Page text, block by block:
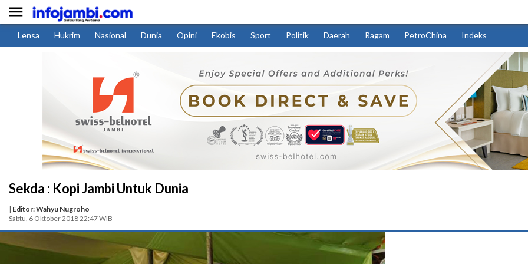

Lensa Hukrim Nasional Dunia Opini Ekobis Sport Politik Daerah Ragam PetroChina Indeks
Sekda : Kopi Jambi Untuk Dunia
| Editor: Wahyu Nugroho
Sabtu, 6 Oktober 2018 22:47 WIB